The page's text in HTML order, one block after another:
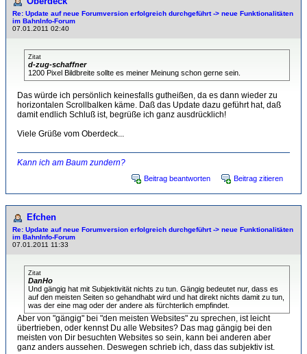
Re: Update auf neue Forumversion erfolgreich durchgeführt -> neue Funktionalitäten
im BahnInfo-Forum
07.01.2011 02:40
Zitat
d-zug-schaffner
1200 Pixel Bildbreite sollte es meiner Meinung schon gerne sein.
Das würde ich persönlich keinesfalls gutheißen, da es dann wieder zu
horizontalen Scrollbalken käme. Daß das Update dazu geführt hat, daß
damit endlich Schluß ist, begrüße ich ganz ausdrücklich!
Viele Grüße vom Oberdeck...
Kann ich am Baum zundern?
Beitrag beantworten Beitrag zitieren
Efchen
Re: Update auf neue Forumversion erfolgreich durchgeführt -> neue Funktionalitäten
im BahnInfo-Forum
07.01.2011 11:33
Zitat
DanHo
Und gängig hat mit Subjektivität nichts zu tun. Gängig bedeutet nur, dass es
auf den meisten Seiten so gehandhabt wird und hat direkt nichts damit zu tun,
was der eine mag oder der andere als fürchterlich empfindet.
Aber von "gängig" bei "den meisten Websites" zu sprechen, ist leicht
übertrieben, oder kennst Du alle Websites? Das mag gängig bei den
meisten von Dir besuchten Websites so sein, kann bei anderen aber
ganz anders aussehen. Deswegen schrieb ich, dass das subjektiv ist.